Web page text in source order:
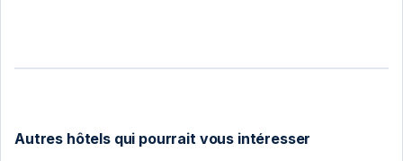
Autres hôtels qui pourrait vous intéresser